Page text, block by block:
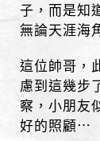
子，而是知
無論天涯海
這位帥哥，
慮到這幾步
察，小朋友
好的照顧⋯